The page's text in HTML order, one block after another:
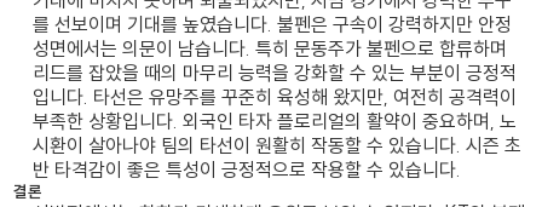
를 선보이며 기대를 높였습니다. 불펜은 구속이 강력하지만 안정
성면에서는 의문이 남습니다. 특히 문동주가 불펜으로 합류하며
리드를 잡았을 때의 마무리 능력을 강화할 수 있는 부분이 긍정적
입니다. 타선은 유망주를 꾸준히 육성해 왔지만, 여전히 공격력이
부족한 상황입니다. 외국인 타자 플로리얼의 활약이 중요하며, 노
시환이 살아나야 팀의 타선이 원활히 작동할 수 있습니다. 시즌 초
반 타격감이 좋은 특성이 긍정적으로 작용할 수 있습니다.
결론